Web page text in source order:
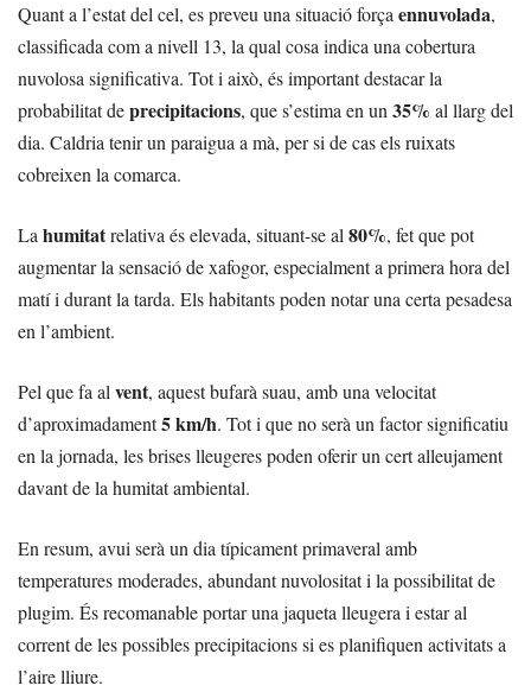
Quant a l’estat del cel, es preveu una situació forçaennuvolada,
classificada com a nivell 13, la qual cosa indica una cobertura
nuvolosa significativa. Tot i això, és important destacar la
probabilitat deprecipitacions, que s’estima en un35% al llarg del
dia. Caldria tenir un paraigua a mà, per si de cas els ruixats
cobreixen la comarca.
Lahumitatrelativa és elevada, situant-se al80%, fet que pot
augmentar la sensació de xafogor, especialment a primera hora del
matí i durant la tarda. Els habitants poden notar una certa pesadesa
en l’ambient.
Pel que fa alvent, aquest bufarà suau, amb una velocitat
d’aproximadament5 km/h. Tot i que no serà un factor significatiu
en la jornada, les brises lleugeres poden oferir un cert alleujament
davant de la humitat ambiental.
En resum, avui serà un dia típicament primaveral amb
temperatures moderades, abundant nuvolositat i la possibilitat de
plugim. És recomanable portar una jaqueta lleugera i estar al
corrent de les possibles precipitacions si es planifiquen activitats a
l’aire lliure.